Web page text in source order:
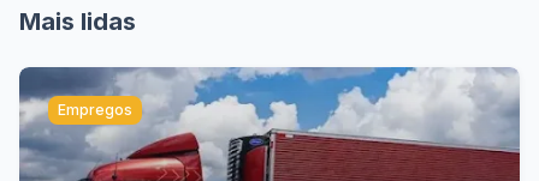
Mais lidas
Empregos